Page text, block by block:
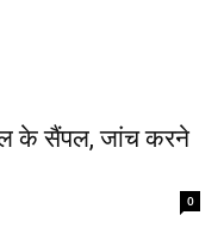
के सैंपल, जांच करने
0